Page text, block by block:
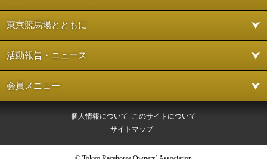
東京競馬場とともに
活動報告・ニュース
会員メニュー
個人情報について このサイトについて
サイトマップ